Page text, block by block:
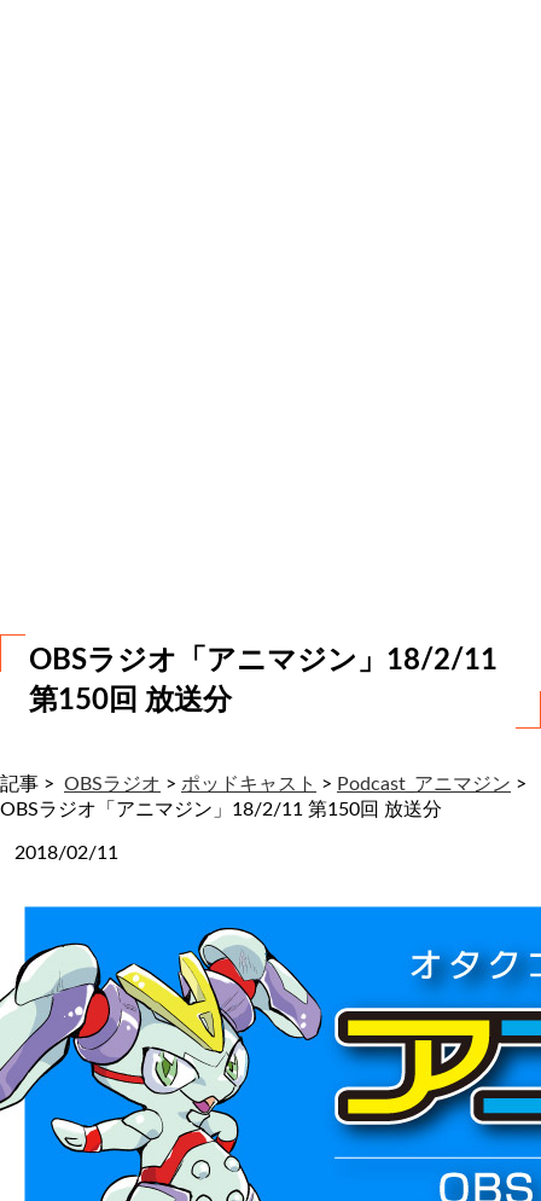
OBSラジオ「アニマジン」18/2/11
第150回 放送分
記事 > OBSラジオ > ポッドキャスト > Podcast_アニマジン >
OBSラジオ「アニマジン」18/2/11 第150回 放送分
2018/02/11